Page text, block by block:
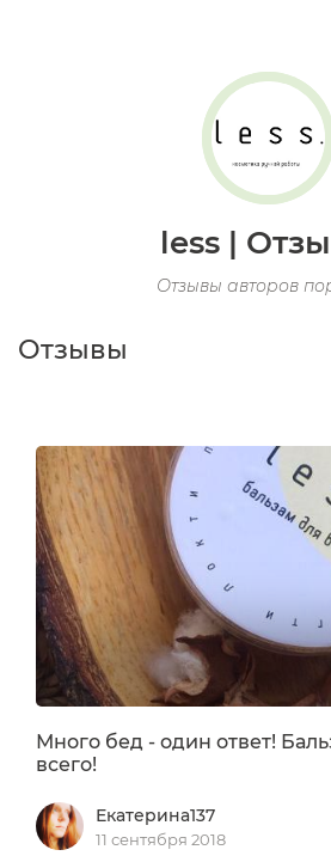
less |
Отзывы авторов
Отзывы
Много бед - один ответ!
всего!
Екатерина137
11 сентября 2018